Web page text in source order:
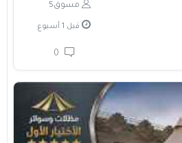
مسوق5
قبل 1 أسبوع